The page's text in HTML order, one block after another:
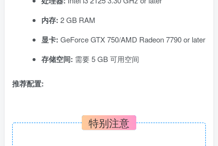
内存: 2 GB RAM
显卡: GeForce GTX 750/AMD Radeon 7790 or later
存储空间: 需要 5 GB 可用空间
推荐配置:
特别注意